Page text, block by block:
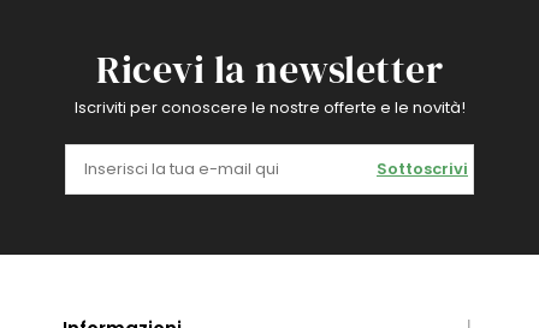
Ricevi la newsletter
Iscriviti per conoscere le nostre offerte e le novità!
Sottoscrivi